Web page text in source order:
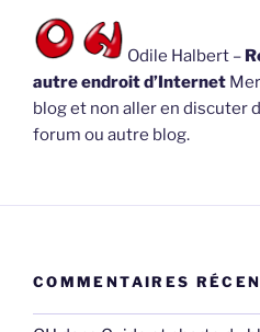
Odile Halbert –
autre endroit d’Internet
blog et non aller en discuter
forum ou autre blog.
COMMENTAIRES